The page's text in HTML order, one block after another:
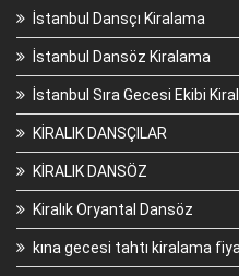
İstanbul Dansçı Kiralama
İstanbul Dansöz Kiralama
İstanbul Sıra Gecesi Ekibi
KİRALIK DANSÇILAR
KİRALIK DANSÖZ
Kiralık Oryantal Dansöz
kına gecesi tahtı kiralama